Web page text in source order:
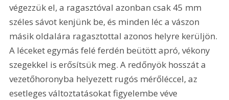
végezzük el, a ragasztóval azonban csak 45 mm
széles sávot kenjünk be, és minden léc a vászon
másik oldalára ragasztottal azonos helyre kerüljön.
A léceket egymás felé ferdén beütött apró, vékony
szegekkel is erősítsük meg. A redőnyök hosszát a
vezetőhoronyba helyezett rugós mérőléccel, az
esetleges változtatásokat figyelembe véve